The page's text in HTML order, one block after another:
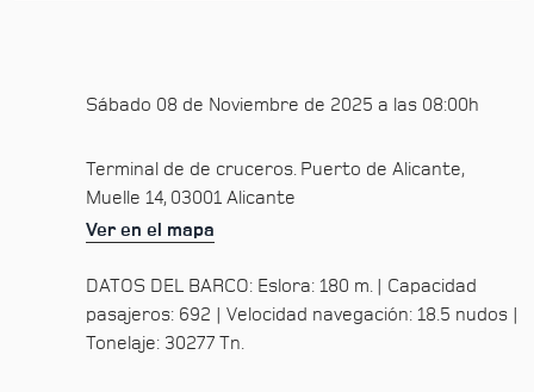
Sábado 08 de Noviembre de 2025 a las 08:00h
Terminal de de cruceros. Puerto de Alicante,
Muelle 14, 03001 Alicante
Ver en el mapa
DATOS DEL BARCO: Eslora: 180 m. | Capacidad
pasajeros: 692 | Velocidad navegación: 18.5 nudos |
Tonelaje: 30277 Tn.